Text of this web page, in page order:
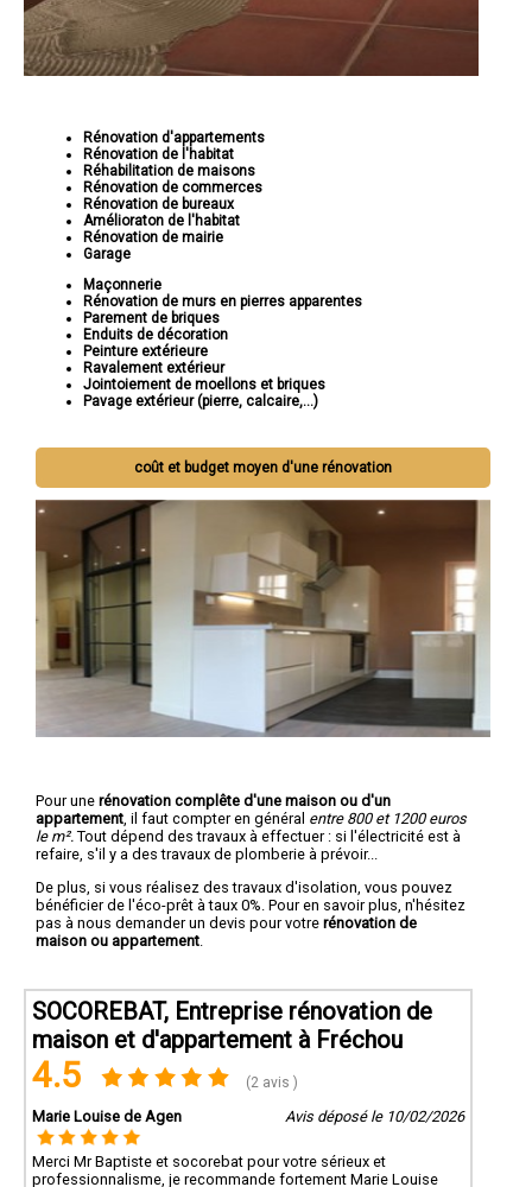
Rénovation d'appartements
Rénovation de l'habitat
Réhabilitation de maisons
Rénovation de commerces
Rénovation de bureaux
Amélioraton de l'habitat
Rénovation de mairie
Garage
Maçonnerie
Rénovation de murs en pierres apparentes
Parement de briques
Enduits de décoration
Peinture extérieure
Ravalement extérieur
Jointoiement de moellons et briques
Pavage extérieur (pierre, calcaire,...)
coût et budget moyen d'une rénovation
Pour une rénovation complête d'une maison ou d'un
appartement , il faut compter en général entre 800 et 1200 euros
le m². Tout dépend des travaux à effectuer : si l'électricité est à
refaire, s'il y a des travaux de plomberie à prévoir...
De plus, si vous réalisez des travaux d'isolation, vous pouvez
bénéficier de l'éco-prêt à taux 0%. Pour en savoir plus, n'hésitez
pas à nous demander un devis pour votre rénovation de
maison ou appartement
SOCOREBAT, Entreprise rénovation de
maison et d'appartement à Fréchou
4.5 (2 avis )
Marie Louise de Agen Avis déposé le 10/02/2026
Merci Mr Baptiste et socorebat pour votre sérieux et
professionnalisme, je recommande fortement Marie Louise